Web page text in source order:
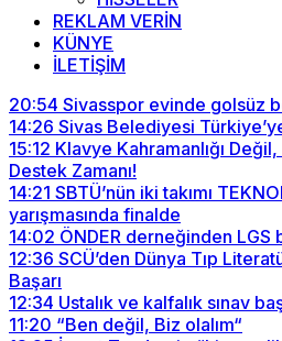
REKLAM VERİN
KÜNYE
İLETİŞİM
20:54 Sivasspor evinde golsüz
14:26 Sivas Belediyesi
15:12 Klavye Kahramanlığı
Destek Zamanı!
14:21 SBTÜ’nün iki takımı
yarışmasında finalde
14:02 ÖNDER derneğinden
12:36 SCÜ’den Dünya Tıp
Başarı
12:34 Ustalık ve kalfalık sınav
11:20 “Ben değil, Biz olalım“